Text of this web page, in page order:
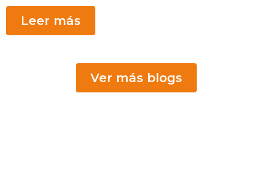
Leer más
Ver más blogs